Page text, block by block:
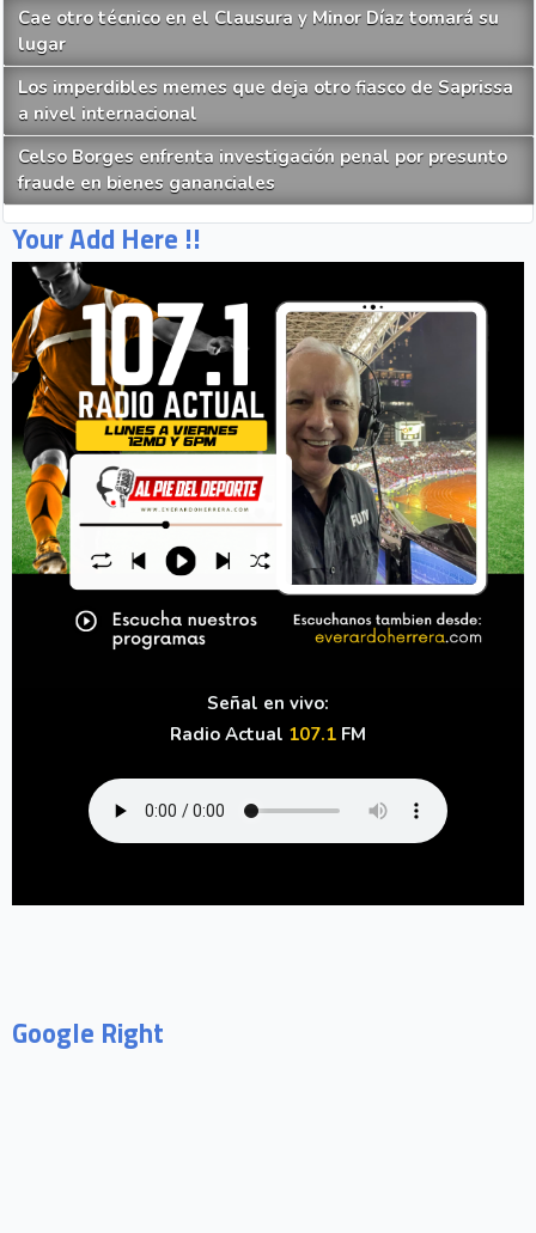
Cae otro técnico en el Clausura y Minor Díaz tomará su
lugar
Los imperdibles memes que deja otro fiasco de Saprissa
a nivel internacional
Celso Borges enfrenta investigación penal por presunto
fraude en bienes gananciales
Your Add Here !!
Señal en vivo:
Radio Actual 107.1 FM
Google Right